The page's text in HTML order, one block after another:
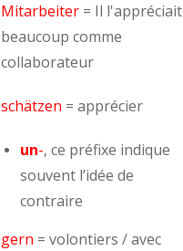
Mitarbeiter = Il l'appréciait
beaucoup comme
collaborateur
schätzen = apprécier
un-, ce préfixe indique
souvent l’idée de
contraire
gern = volontiers / avec